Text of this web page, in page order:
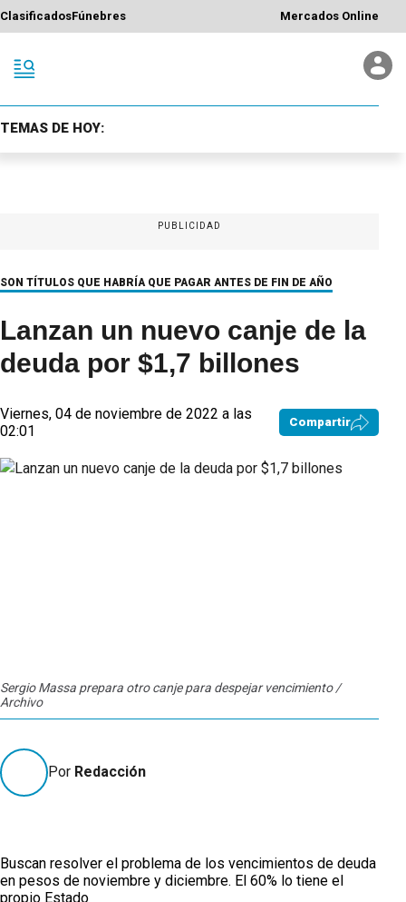
ClasificadosFúnebres Mercados Online
TEMAS DE HOY:
PUBLICIDAD
SON TÍTULOS QUE HABRÍA QUE PAGAR ANTES DE FIN DE AÑO
Lanzan un nuevo canje de la
deuda por $1,7 billones
Viernes, 04 de noviembre de 2022 a las
02:01
Compartir
Sergio Massa prepara otro canje para despejar vencimiento /
Archivo
Por Redacción
Buscan resolver el problema de los vencimientos de deuda
en pesos de noviembre y diciembre. El 60% lo tiene el
propio Estado